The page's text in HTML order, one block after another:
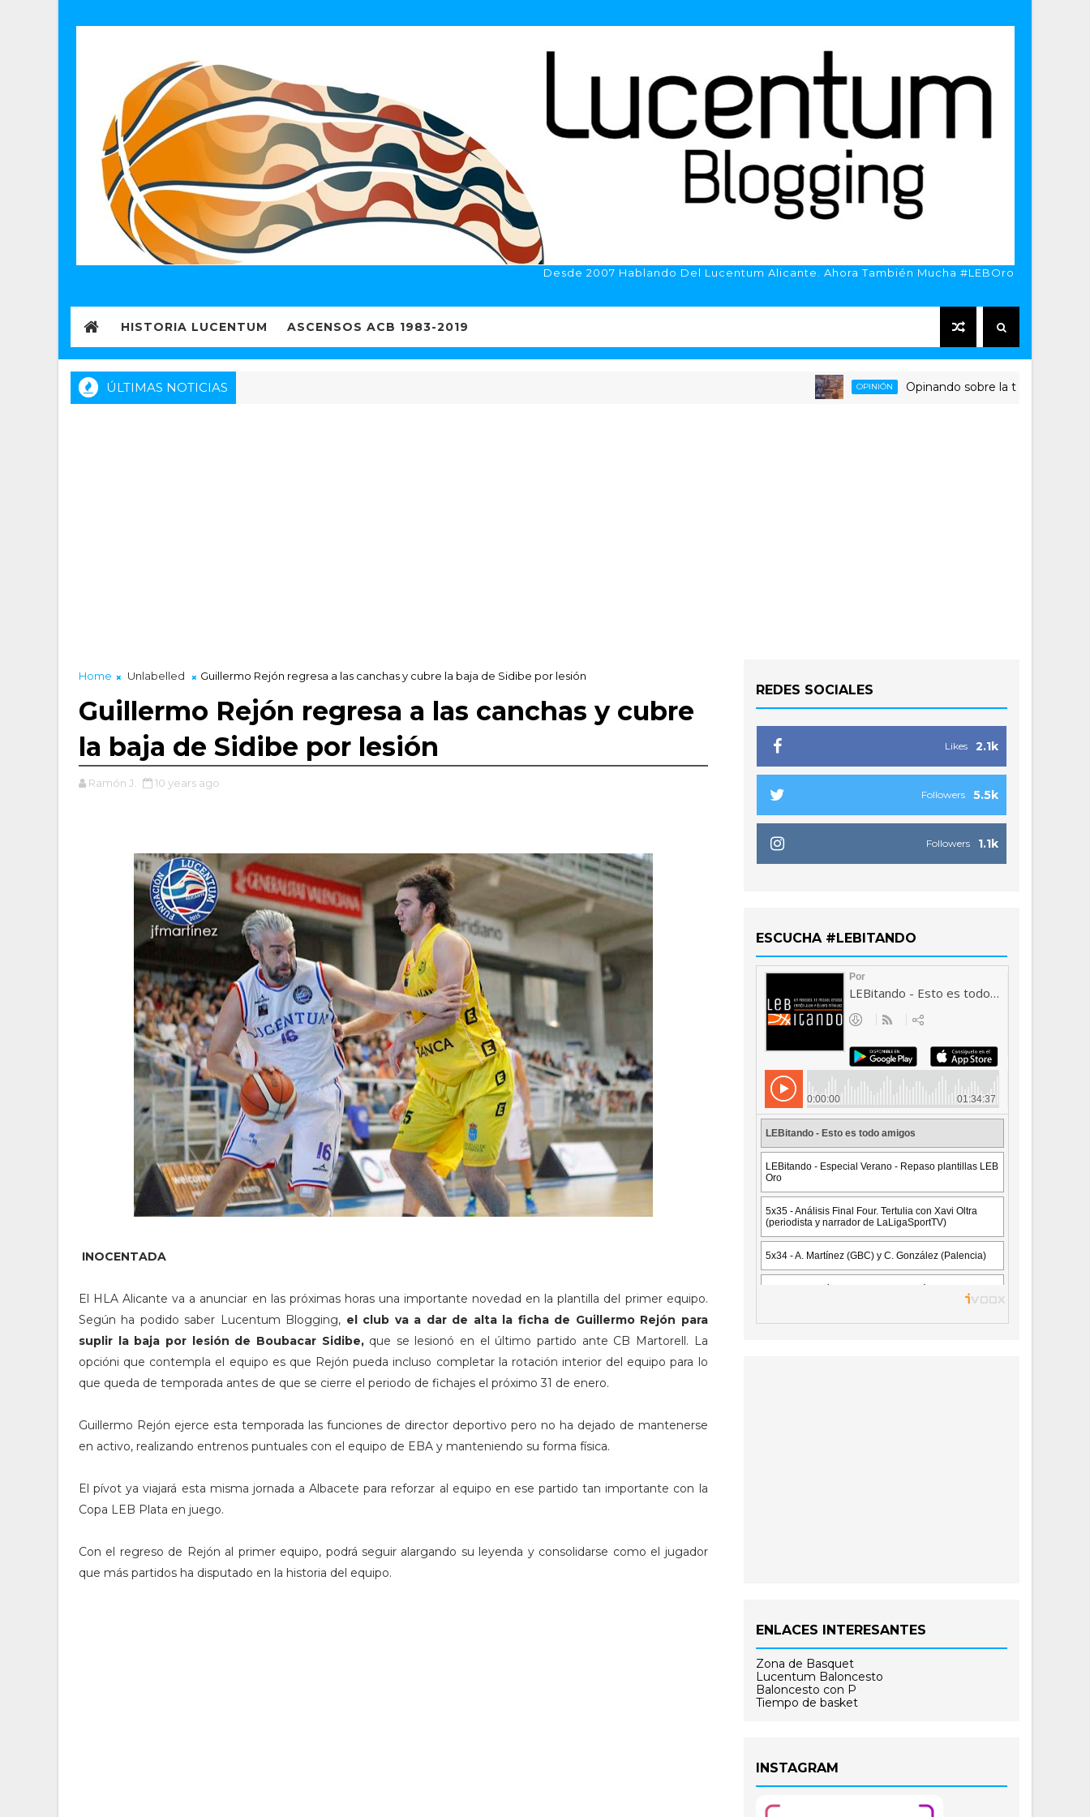
Desde 2007 Hablando Del Lucentum Alicante. Ahora También Mucha #LEBOro
HISTORIA LUCENTUM ASCENSOS ACB 1983-2019
ÚLTIMAS NOTICIAS OPINIÓN Opinando sobre la triste despedida del
Home Unlabelled Guillermo Rejón regresa a las canchas y cubre la baja de Sidibe por lesión
Guillermo Rejón regresa a las canchas y cubre
la baja de Sidibe por lesión
Ramón J. 10 years ago
INOCENTADA
El HLA Alicante va a anunciar en las próximas horas una importante novedad en la plantilla del primer equipo.
Según ha podido saber Lucentum Blogging, el club va a dar de alta la ficha de Guillermo Rejón para
suplir la baja por lesión de Boubacar Sidibe,que se lesionó en el último partido ante CB Martorell. La
opcióni que contempla el equipo es que Rejón pueda incluso completar la rotación interior del equipo para lo
que queda de temporada antes de que se cierre el periodo de fichajes el próximo 31 de enero.
Guillermo Rejón ejerce esta temporada las funciones de director deportivo pero no ha dejado de mantenerse
en activo, realizando entrenos puntuales con el equipo de EBA y manteniendo su forma física.
El pívot ya viajará esta misma jornada a Albacete para reforzar al equipo en ese partido tan importante con la
Copa LEB Plata en juego.
Con el regreso de Rejón al primer equipo, podrá seguir alargando su leyenda y consolidarse como el jugador
que más partidos ha disputado en la historia del equipo.
REDES SOCIALES
2.1k
Likes
5.5k
Followers
1.1k
Followers
ESCUCHA #LEBITANDO
ENLACES INTERESANTES
Zona de Basquet
Lucentum Baloncesto
Baloncesto con P
Tiempo de basket
INSTAGRAM